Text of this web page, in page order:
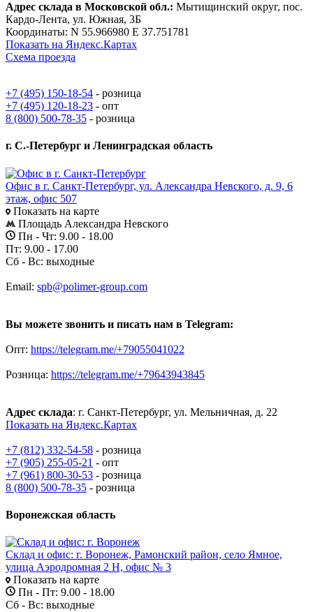
Адрес склада в Московской обл.: Мытищинский округ, пос.
Кардо-Лента, ул. Южная, 3Б
Координаты: N 55.966980 E 37.751781
Показать на Яндекс.Картах
Схема проезда
+7 (495) 150-18-54 - розница
+7 (495) 120-18-23 - опт
8 (800) 500-78-35 - розница
г. С.-Петербург и Ленинградская область
Офис в г. Санкт-Петербург, ул. Александра Невского, д. 9, 6
этаж, офис 507
Показать на карте
Площадь Александра Невского
Пн - Чт: 9.00 - 18.00
Пт: 9.00 - 17.00
Сб - Вс: выходные
Email: spb@polimer-group.com
Вы можете звонить и писать нам в Telegram:
Опт: https://telegram.me/+79055041022
Розница: https://telegram.me/+79643943845
Адрес склада: г. Санкт-Петербург, ул. Мельничная, д. 22
Показать на Яндекс.Картах
+7 (812) 332-54-58 - розница
+7 (905) 255-05-21 - опт
+7 (961) 800-30-53 - розница
8 (800) 500-78-35 - розница
Воронежская область
Склад и офис: г. Воронеж, Рамонский район, село Ямное,
улица Аэродромная 2 Н, офис № 3
Показать на карте
Пн - Пт: 9.00 - 18.00
Сб - Вс: выходные